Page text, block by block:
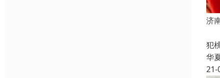
济
犯
华
21-